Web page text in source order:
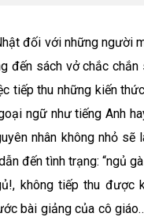
đối với những người
đến sách vở chắc chắn
tiếp thu những kiến
ngữ như tiếng Anh
nhân không nhỏ sẽ
đến tình trạng: “ngủ
không tiếp thu được
bài giảng của cô